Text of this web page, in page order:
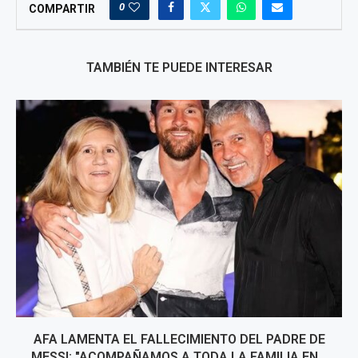
COMPARTIR 0
TAMBIÉN TE PUEDE INTERESAR
AFA LAMENTA EL FALLECIMIENTO DEL PADRE DE